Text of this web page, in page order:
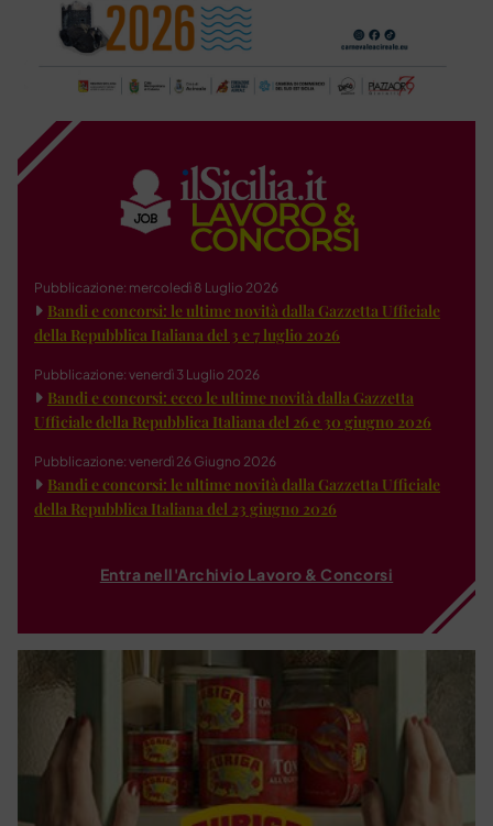
Pubblicazione: mercoledì 8 Luglio 2026
Bandi e concorsi: le ultime novità dalla Gazzetta Ufficiale
della Repubblica Italiana del 3 e 7 luglio 2026
Pubblicazione: venerdì 3 Luglio 2026
Bandi e concorsi: ecco le ultime novità dalla Gazzetta
Ufficiale della Repubblica Italiana del 26 e 30 giugno 2026
Pubblicazione: venerdì 26 Giugno 2026
Bandi e concorsi: le ultime novità dalla Gazzetta Ufficiale
della Repubblica Italiana del 23 giugno 2026
Entra nell'Archivio Lavoro & Concorsi